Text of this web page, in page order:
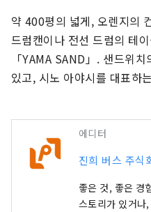
약 400평의 넓게, 오렌지의
드럼캔이나 전선 드럼의 테
「YAMA SAND」. 샌드위
있고, 시노 아야시를 대표하
에디터
진희 버스 주식
좋은 것, 좋은 경
스토리가 있거나